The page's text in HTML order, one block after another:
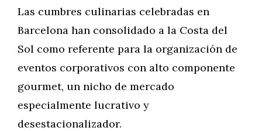
Las cumbres culinarias celebradas en
Barcelona han consolidado a la Costa del
Sol como referente para la organización de
eventos corporativos con alto componente
gourmet, un nicho de mercado
especialmente lucrativo y
desestacionalizador.